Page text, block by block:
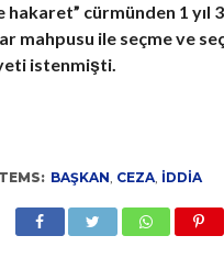
hakaret” cürmünden 1 yıl
mahpusu ile seçme ve
istenmişti.
BAŞKAN, CEZA, İDDIA